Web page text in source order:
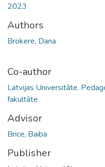
2023
Authors
Brokere, Dana
Co-author
Latvijas Universitāte.
fakultāte
Advisor
Brice, Baiba
Publisher